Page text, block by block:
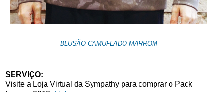
BLUSÃO CAMUFLADO MARROM
SERVIÇO:
Visite a Loja Virtual da Sympathy para comprar o Pack